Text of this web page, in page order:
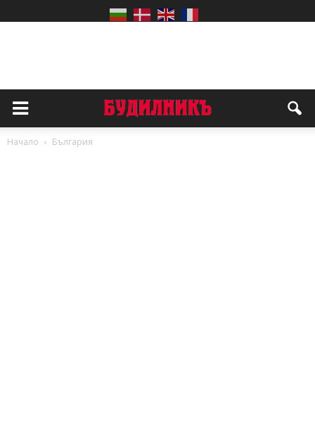
Начало България